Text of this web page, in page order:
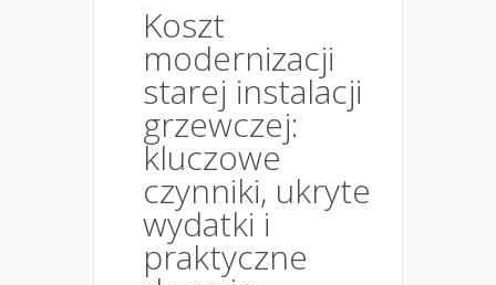
Koszt
modernizacji
starej instalacji
grzewczej:
kluczowe
czynniki, ukryte
wydatki i
praktyczne